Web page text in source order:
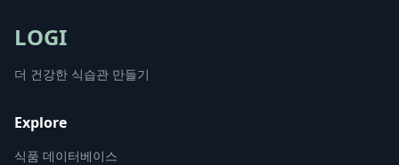
LOGI
더 건강한 식습관 만들기
Explore
식품 데이터베이스